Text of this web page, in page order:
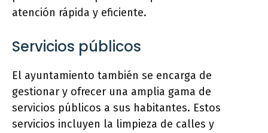
atención rápida y eficiente.
Servicios públicos
El ayuntamiento también se encarga de
gestionar y ofrecer una amplia gama de
servicios públicos a sus habitantes. Estos
servicios incluyen la limpieza de calles y